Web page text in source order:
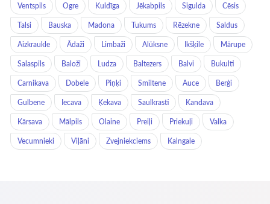
Ventspils Ogre Kuldīga Jēkabpils Sigulda Cēsis
Talsi Bauska Madona Tukums Rēzekne Saldus
Aizkraukle Ādaži Limbaži Alūksne Ikšķile Mārupe
Salaspils Baloži Ludza Baltezers Balvi Bukulti
Carnikava Dobele Piņķi Smiltene Auce Berģi
Gulbene Iecava Ķekava Saulkrasti Kandava
Kārsava Mālpils Olaine Preiļi Priekuļi Valka
Vecumnieki Viļāni Zvejniekciems Kalngale